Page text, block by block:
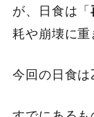
が、日食は「
耗や崩壊に重
今回の日食は